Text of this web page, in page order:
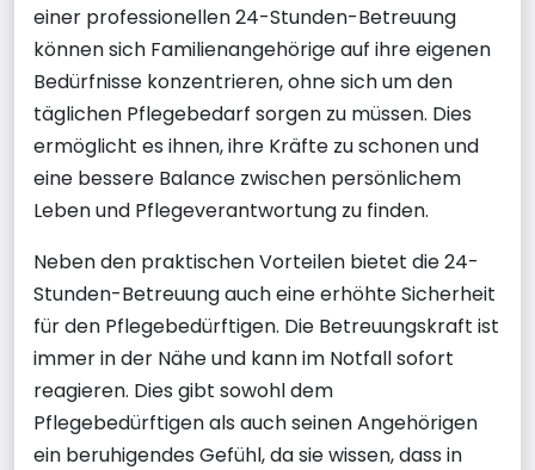
einer professionellen 24-Stunden-Betreuung
können sich Familienangehörige auf ihre eigenen
Bedürfnisse konzentrieren, ohne sich um den
täglichen Pflegebedarf sorgen zu müssen. Dies
ermöglicht es ihnen, ihre Kräfte zu schonen und
eine bessere Balance zwischen persönlichem
Leben und Pflegeverantwortung zu finden.
Neben den praktischen Vorteilen bietet die 24-
Stunden-Betreuung auch eine erhöhte Sicherheit
für den Pflegebedürftigen. Die Betreuungskraft ist
immer in der Nähe und kann im Notfall sofort
reagieren. Dies gibt sowohl dem
Pflegebedürftigen als auch seinen Angehörigen
ein beruhigendes Gefühl, da sie wissen, dass in